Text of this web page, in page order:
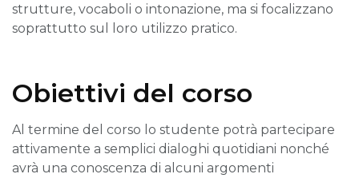
strutture, vocaboli o intonazione, ma si focalizzano
soprattutto sul loro utilizzo pratico.
Obiettivi del corso
Al termine del corso lo studente potrà partecipare
attivamente a semplici dialoghi quotidiani nonché
avrà una conoscenza di alcuni argomenti